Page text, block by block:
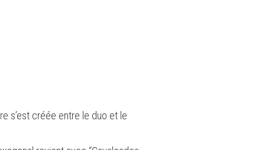
s’est créée entre le duo et le